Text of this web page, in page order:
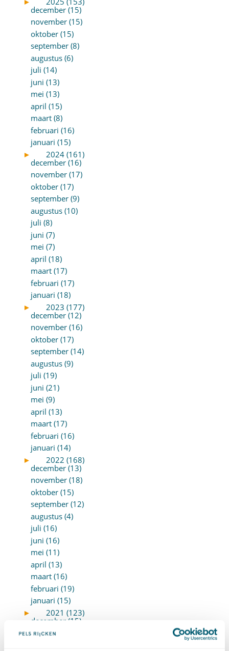
december (15)
november (15)
oktober (15)
september (8)
augustus (6)
juli (14)
juni (13)
mei (13)
april (15)
maart (8)
februari (16)
januari (15)
►
2024 (161)
december (16)
november (17)
oktober (17)
september (9)
augustus (10)
juli (8)
juni (7)
mei (7)
april (18)
maart (17)
februari (17)
januari (18)
►
2023 (177)
december (12)
november (16)
oktober (17)
september (14)
augustus (9)
juli (19)
juni (21)
mei (9)
april (13)
maart (17)
februari (16)
januari (14)
►
2022 (168)
december (13)
november (18)
oktober (15)
september (12)
augustus (4)
juli (16)
juni (16)
mei (11)
april (13)
maart (16)
februari (19)
januari (15)
►
2021 (123)
december (15)
november (9)